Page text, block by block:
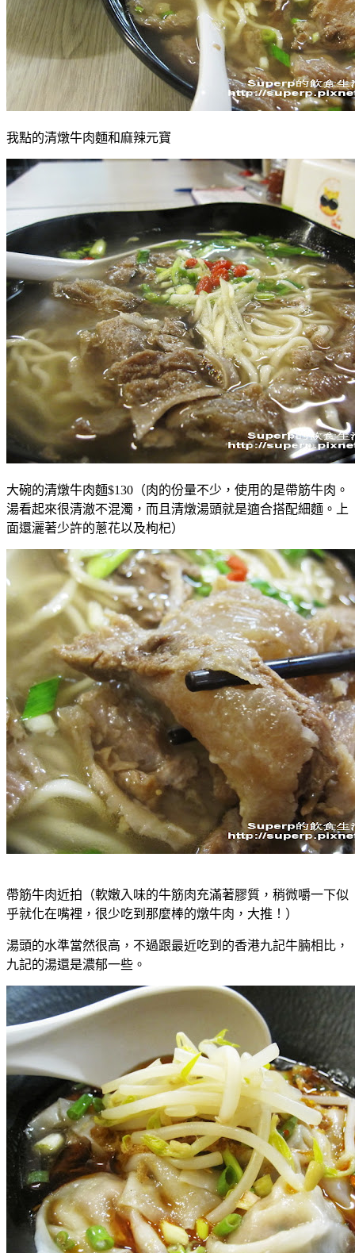
我點的清燉牛肉麵和麻辣元寶
大碗的清燉牛肉麵$130（肉的份量不少，使用的是帶筋牛肉。
湯看起來很清澈不混濁，而且清燉湯頭就是適合搭配細麵。上
面還灑著少許的蔥花以及枸杞）
帶筋牛肉近拍（軟嫩入味的牛筋肉充滿著膠質，稍微嚼一下似
乎就化在嘴裡，很少吃到那麼棒的燉牛肉，大推！）
湯頭的水準當然很高，不過跟最近吃到的香港九記牛腩相比，
九記的湯還是濃郁一些。